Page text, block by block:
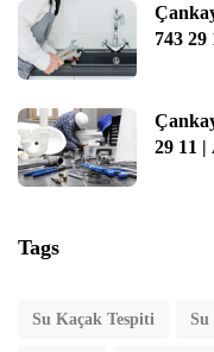
743
29 11
Tags
Su Kaçak Tespiti Su